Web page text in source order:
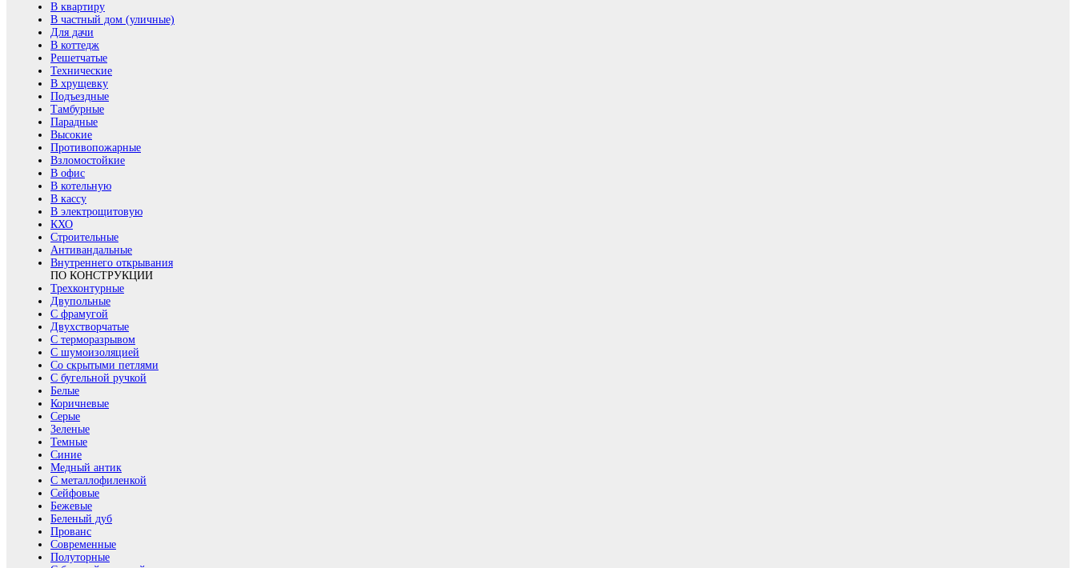
В квартиру
В частный дом (уличные)
Для дачи
В коттедж
Решетчатые
Технические
В хрущевку
Подъездные
Тамбурные
Парадные
Высокие
Противопожарные
Взломостойкие
В офис
В котельную
В кассу
В электрощитовую
КХО
Строительные
Антивандальные
Внутреннего открывания
ПО КОНСТРУКЦИИ
Трехконтурные
Двупольные
С фрамугой
Двухстворчатые
С терморазрывом
С шумоизоляцией
Со скрытыми петлями
С бугельной ручкой
Белые
Коричневые
Серые
Зеленые
Темные
Синие
Медный антик
С металлофиленкой
Сейфовые
Бежевые
Беленый дуб
Прованс
Современные
Полуторные